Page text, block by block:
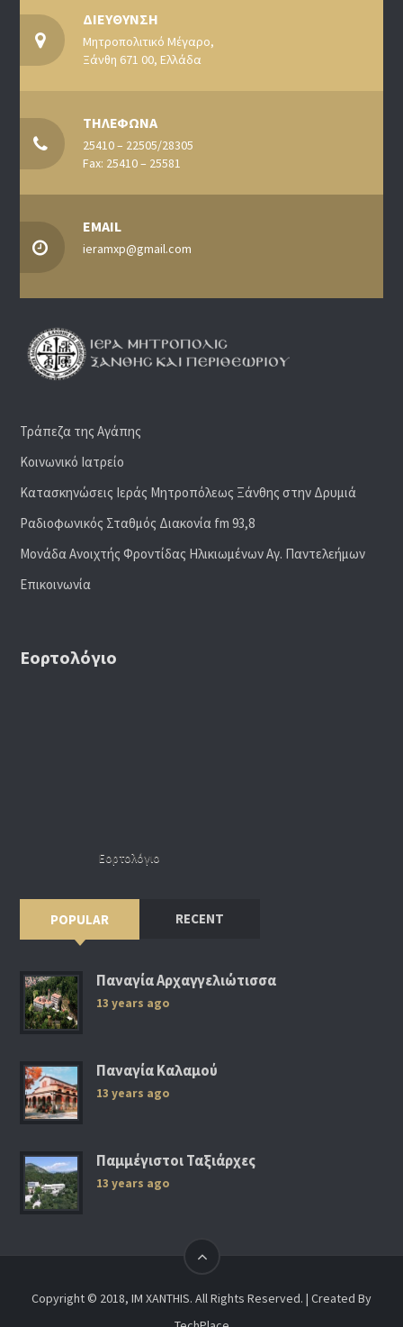
ΔΙΕΥΘΥΝΣΗ
Μητροπολιτικό Μέγαρο,
Ξάνθη 671 00, Ελλάδα
ΤΗΛΕΦΩΝΑ
25410 – 22505/28305
Fax: 25410 – 25581
EMAIL
ieramxp@gmail.com
Τράπεζα της Αγάπης
Κοινωνικό Ιατρείο
Κατασκηνώσεις Ιεράς Μητροπόλεως Ξάνθης στην Δρυμιά
Ραδιoφωνικός Σταθμός Διακονία fm 93,8
Μονάδα Ανοιχτής Φροντίδας Ηλικιωμένων Αγ. Παντελεήμων
Επικοινωνία
Εορτολόγιο
Εορτολόγιο
POPULAR RECENT
Παναγία Αρχαγγελιώτισσα
13 years ago
Παναγία Καλαμού
13 years ago
Παμμέγιστοι Ταξιάρχες
13 years ago
Copyright © 2018, IM XANTHIS. All Rights Reserved. | Created By